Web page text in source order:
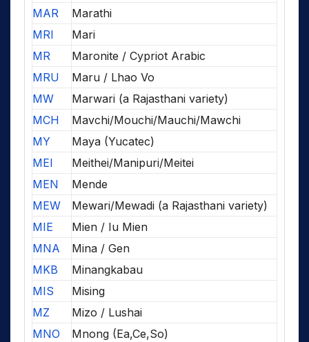
MAR
Marathi
MRI
Mari
MR
Maronite / Cypriot Arabic
MRU
Maru / Lhao Vo
MW
Marwari (a Rajasthani variety)
MCH
Mavchi/Mouchi/Mauchi/Mawchi
MY
Maya (Yucatec)
MEI
Meithei/Manipuri/Meitei
MEN
Mende
MEW
Mewari/Mewadi (a Rajasthani variety)
MIE
Mien / Iu Mien
MNA
Mina / Gen
MKB
Minangkabau
MIS
Mising
MZ
Mizo / Lushai
MNO
Mnong (Ea,Ce,So)